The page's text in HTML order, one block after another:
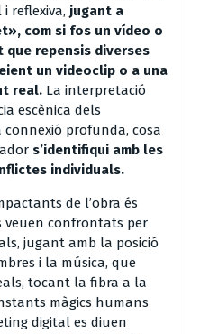
reflexiva, jugant a
com si fos un vídeo o
que repensis diverses
un videoclip o a una
real. La interpretació
escènica dels
profunda, cosa
s’identifiqui amb les
individuals.
de l’obra és
veuen confrontats per
jugant amb la posició
i la música, que
tocant la fibra a la
màgics humans
digital es diuen